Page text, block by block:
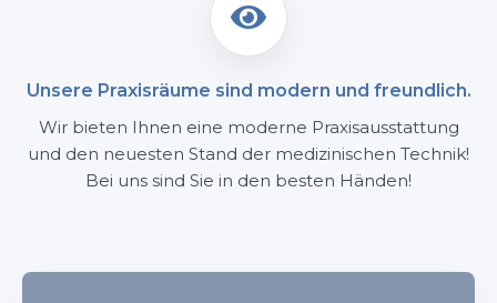

Unsere Praxisräume sind modern und freundlich.
Wir bieten Ihnen eine moderne Praxisausstattung
und den neuesten Stand der medizinischen Technik!
Bei uns sind Sie in den besten Händen!